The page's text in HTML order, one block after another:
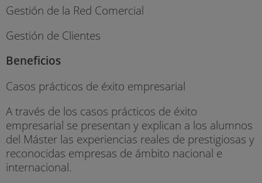
Gestión de la Red Comercial
Gestión de Clientes
Beneficios
Casos prácticos de éxito empresarial
A través de los casos prácticos de éxito
empresarial se presentan y explican a los alumnos
del Máster las experiencias reales de prestigiosas y
reconocidas empresas de ámbito nacional e
internacional.